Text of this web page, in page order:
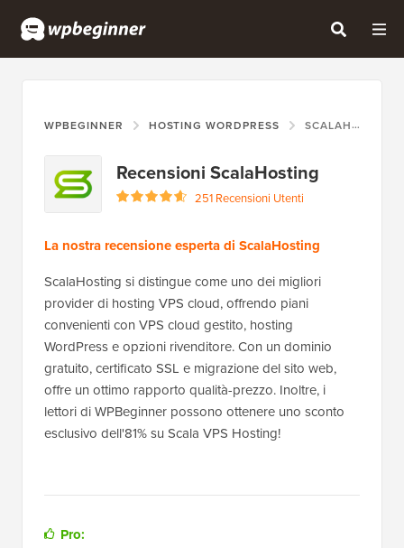
WPBEGINNER HOSTING WORDPRESS SCALAHOSTING
Recensioni ScalaHosting
251 Recensioni Utenti
La nostra recensione esperta di ScalaHosting
ScalaHosting si distingue come uno dei migliori
provider di hosting VPS cloud, offrendo piani
convenienti con VPS cloud gestito, hosting
WordPress e opzioni rivenditore. Con un dominio
gratuito, certificato SSL e migrazione del sito web,
offre un ottimo rapporto qualità-prezzo. Inoltre, i
lettori di WPBeginner possono ottenere uno sconto
esclusivo dell'81% su Scala VPS Hosting!
Pro: